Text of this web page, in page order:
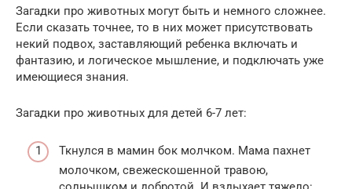
Загадки про животных могут быть и немного сложнее.
Если сказать точнее, то в них может присутствовать
некий подвох, заставляющий ребенка включать и
фантазию, и логическое мышление, и подключать уже
имеющиеся знания.
Загадки про животных для детей 6-7 лет:
Ткнулся в мамин бок молчком. Мама пахнет
молочком, свежескошенной травою,